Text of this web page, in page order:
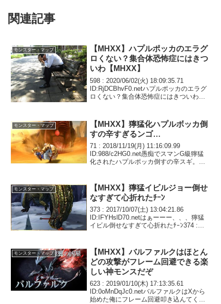
関連記事
モンスター・マップ
【MHXX】ハプルポッカのエラグ
ロくない？集合体恐怖症にはきつ
いわ【MHXX】
598 : 2020/06/02(火) 18:09:35.71
ID:RjDCBhvF0.netハプルポッカのエラグ
ロくない？集合体恐怖症にはきついわセ
モンスター・マップ
【MHXX】獰猛化ハプルボッカ倒
すの辛すぎるンゴ…
71 : 2018/11/19(月) 11:16:09.99
ID:988/c2HG0.net愚痴でスマンG級獰猛
化されたハプルポッカ倒すの辛スギ。ヤ
音爆弾。だが、ヤ...
モンスター・マップ
【MHXX】獰猛イビルジョー倒せ
なすぎて心折れたﾁｰﾝ
373 : 2017/10/07(土) 13:04:21.86
ID:IFYHslD70.netはぁーーー、、、獰猛
イビル倒せなすぎて心折れたﾁｰﾝ374 :
モンスター・マップ
【MHXX】バルファルクはほとん
どの攻撃がフレーム回避できる楽
しい神モンスだぞ
623 : 2019/01/10(木) 17:13:35.61
ID:0oMnDqJc0.netバルファルクはXから
始めた俺にフレーム回避叩き込んてくれ